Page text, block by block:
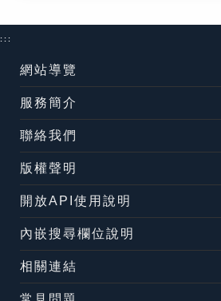
:::
網站導覽
服務簡介
聯絡我們
版權聲明
開放API使用說明
內嵌搜尋欄位說明
相關連結